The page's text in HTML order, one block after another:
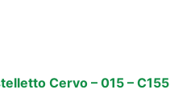
Cervo – 015 – C155